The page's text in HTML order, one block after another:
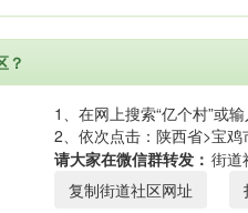
？
1、在网上搜索“亿个村”或
2、依次点击：陕西省>宝鸡
请大家在微信群转发：
复制街道社区网址